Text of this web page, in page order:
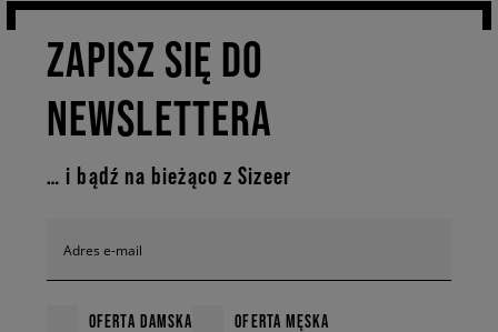
ZAPISZ SIĘ DO
NEWSLETTERA
… i bądź na bieżąco z Sizeer
Adres e-mail
OFERTA DAMSKA OFERTA MĘSKA